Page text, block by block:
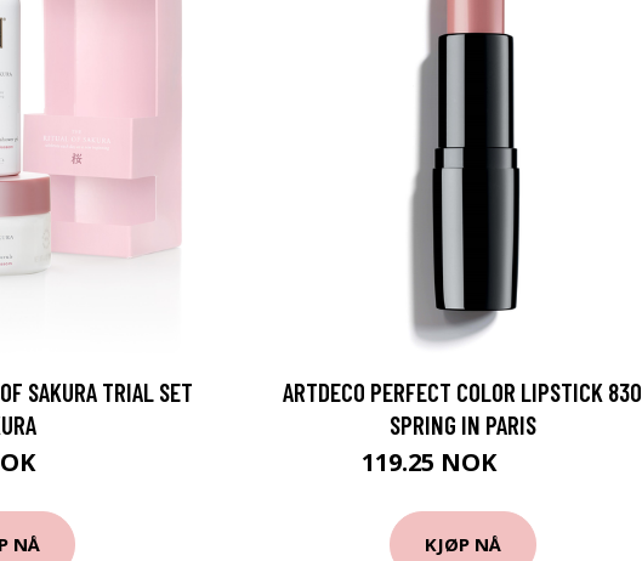
SAKURA TRIAL SET
NÅ
ARTDECO PERFECT COLOR LIPSTICK 830
SPRING IN PARIS
119.25 NOK
KJØP NÅ